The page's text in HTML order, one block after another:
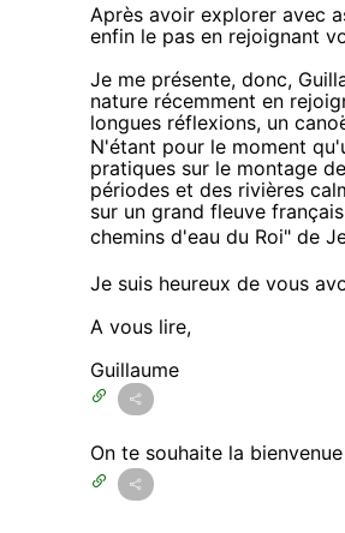
Après avoir explorer avec
enfin le pas en rejoignant
Je me présente, donc,
nature récemment en
longues réflexions, un
N'étant pour le moment
pratiques sur le montage
périodes et des rivières
sur un grand fleuve
chemins d'eau du Roi" de
Je suis heureux de vous
A vous lire,
Guillaume
On te souhaite la